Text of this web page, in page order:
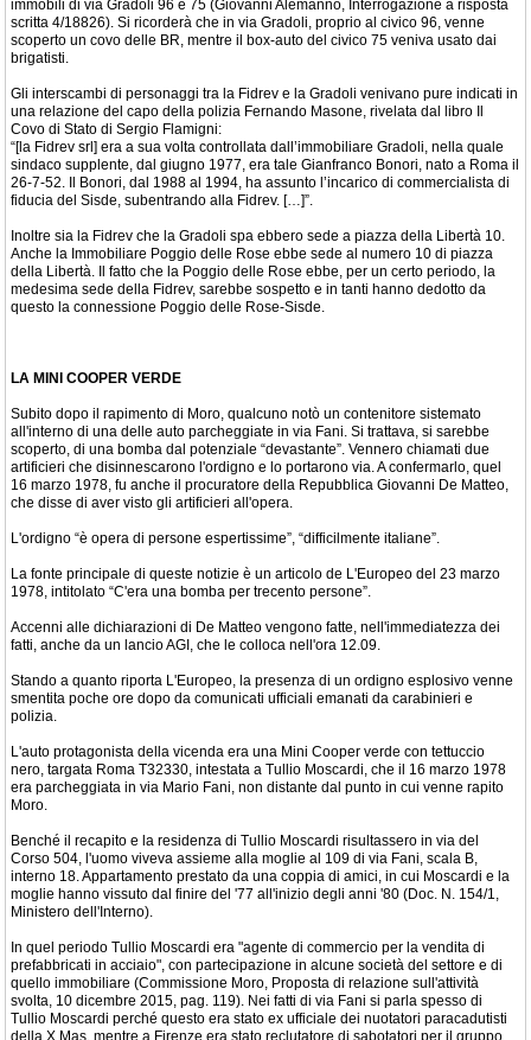
immobili di via Gradoli 96 e 75 (Giovanni Alemanno, Interrogazione a risposta
scritta 4/18826). Si ricorderà che in via Gradoli, proprio al civico 96, venne
scoperto un covo delle BR, mentre il box-auto del civico 75 veniva usato dai
brigatisti.
Gli interscambi di personaggi tra la Fidrev e la Gradoli venivano pure indicati in
una relazione del capo della polizia Fernando Masone, rivelata dal libro Il
Covo di Stato di Sergio Flamigni:
“[la Fidrev srl] era a sua volta controllata dall’immobiliare Gradoli, nella quale
sindaco supplente, dal giugno 1977, era tale Gianfranco Bonori, nato a Roma il
26-7-52. Il Bonori, dal 1988 al 1994, ha assunto l’incarico di commercialista di
fiducia del Sisde, subentrando alla Fidrev. […]”.
Inoltre sia la Fidrev che la Gradoli spa ebbero sede a piazza della Libertà 10.
Anche la Immobiliare Poggio delle Rose ebbe sede al numero 10 di piazza
della Libertà. Il fatto che la Poggio delle Rose ebbe, per un certo periodo, la
medesima sede della Fidrev, sarebbe sospetto e in tanti hanno dedotto da
questo la connessione Poggio delle Rose-Sisde.
LA MINI COOPER VERDE
Subito dopo il rapimento di Moro, qualcuno notò un contenitore sistemato
all'interno di una delle auto parcheggiate in via Fani. Si trattava, si sarebbe
scoperto, di una bomba dal potenziale “devastante”. Vennero chiamati due
artificieri che disinnescarono l'ordigno e lo portarono via. A confermarlo, quel
16 marzo 1978, fu anche il procuratore della Repubblica Giovanni De Matteo,
che disse di aver visto gli artificieri all'opera.
L'ordigno “è opera di persone espertissime”, “difficilmente italiane”.
La fonte principale di queste notizie è un articolo de L'Europeo del 23 marzo
1978, intitolato “C'era una bomba per trecento persone”.
Accenni alle dichiarazioni di De Matteo vengono fatte, nell'immediatezza dei
fatti, anche da un lancio AGI, che le colloca nell'ora 12.09.
Stando a quanto riporta L'Europeo, la presenza di un ordigno esplosivo venne
smentita poche ore dopo da comunicati ufficiali emanati da carabinieri e
polizia.
L'auto protagonista della vicenda era una Mini Cooper verde con tettuccio
nero, targata Roma T32330, intestata a Tullio Moscardi, che il 16 marzo 1978
era parcheggiata in via Mario Fani, non distante dal punto in cui venne rapito
Moro.
Benché il recapito e la residenza di Tullio Moscardi risultassero in via del
Corso 504, l'uomo viveva assieme alla moglie al 109 di via Fani, scala B,
interno 18. Appartamento prestato da una coppia di amici, in cui Moscardi e la
moglie hanno vissuto dal finire del '77 all'inizio degli anni '80 (Doc. N. 154/1,
Ministero dell'Interno).
In quel periodo Tullio Moscardi era "agente di commercio per la vendita di
prefabbricati in acciaio", con partecipazione in alcune società del settore e di
quello immobiliare (Commissione Moro, Proposta di relazione sull'attività
svolta, 10 dicembre 2015, pag. 119). Nei fatti di via Fani si parla spesso di
Tullio Moscardi perché questo era stato ex ufficiale dei nuotatori paracadutisti
della X Mas, mentre a Firenze era stato reclutatore di sabotatori per il gruppo